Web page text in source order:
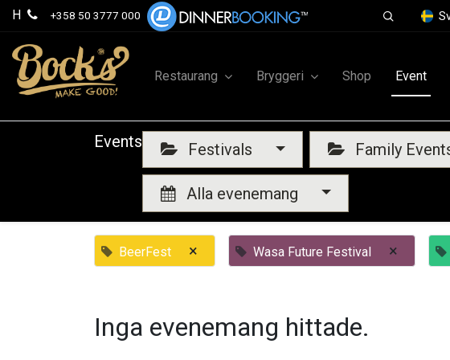
H +358 50 3777 000
Restaurang Bryggeri Shop Event
Events Festivals Family
Alla evenemang
BeerFest × Wasa Future Festival ×
Inga evenemang hittade.